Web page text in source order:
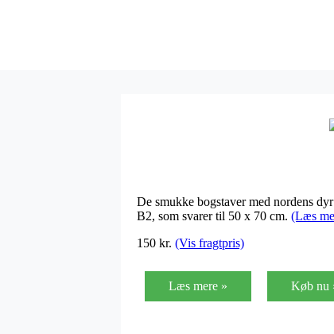
De smukke bogstaver med nordens
B2, som svarer til 50 x 70 cm. (Læs
150 kr. (Vis fragtpris)
Læs mere » Køb nu